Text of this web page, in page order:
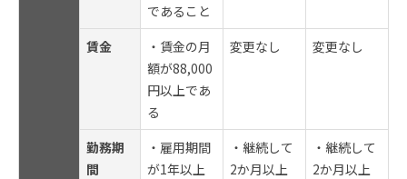
であること
賃金
・賃金の月
額が88,000
円以上であ
る
変更なし 変更なし
勤務期
間
・雇用期間
が1年以上
・継続して
2か月以上
・継続して
2か月以上